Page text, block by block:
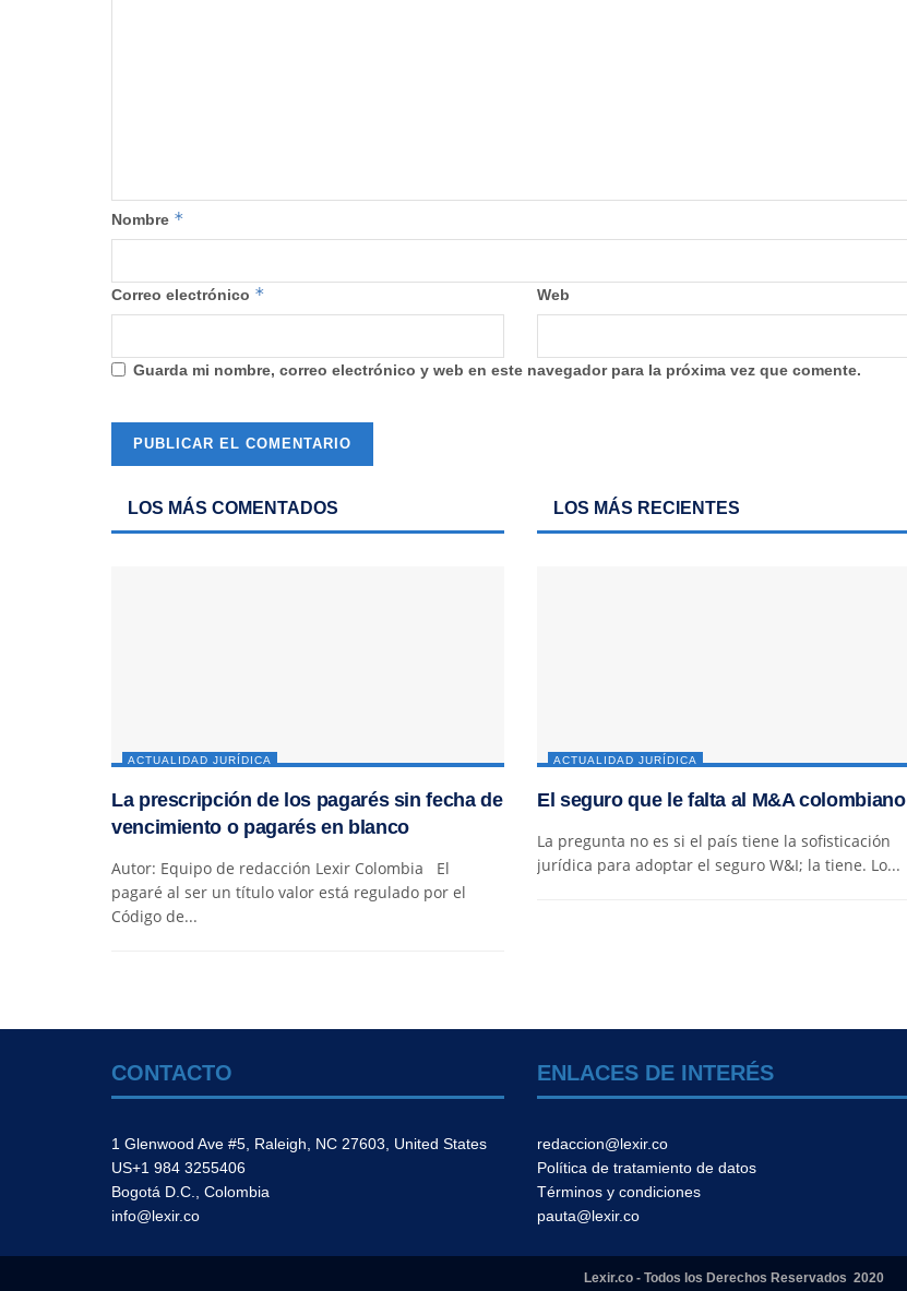
Nombre *
Correo electrónico * Web
Guarda mi nombre, correo electrónico y web en este navegador para la próxima vez que comente.
LOS MÁS COMENTADOS
ACTUALIDAD JURÍDICA
La prescripción de los pagarés sin fecha de
vencimiento o pagarés en blanco
Autor: Equipo de redacción Lexir Colombia El
pagaré al ser un título valor está regulado por el
Código de...
LOS MÁS RECIENTES
ACTUALIDAD JURÍDICA
El seguro que le falta al M&A colombiano
La pregunta no es si el país tiene la sofisticación
jurídica para adoptar el seguro W&I; la tiene. Lo...
CONTACTO
1 Glenwood Ave #5, Raleigh, NC 27603, United States
US+1 984 3255406
Bogotá D.C., Colombia
info@lexir.co
ENLACES DE INTERÉS
redaccion@lexir.co
Política de tratamiento de datos
Términos y condiciones
pauta@lexir.co
Lexir.co - Todos los Derechos Reservados 2020